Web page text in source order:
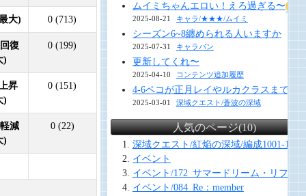
大) 0 (713)
復
)
0 (199)
昇
)
0 (151)
減
)
0 (22)
ムイミちゃんエロい！えろ過ぎる〜
2025-08-21 キャラ/★★★/ムイミ
シーズン6~8纏められる人いますか
2025-07-31 キャラバン
更新してくれ〜
2025-04-10 コンテンツ追加履歴
4-6ペコが正月レイやルカクラスまでワ
2025-03-01 深域クエスト/蒼波の深域
人気のページ(10)
深域クエスト/紅焔の深域/編成1001-1010
イベント
イベント/172_サマードリーム・リフレ
イベント/084_Re：member